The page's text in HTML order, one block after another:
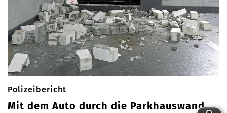
Polizeibericht
Mit dem Auto durch die Parkhauswand